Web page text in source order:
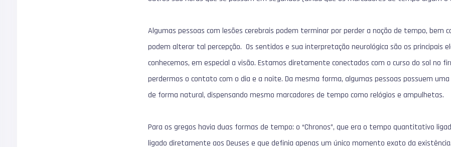
Algumas pessoas com lesões cerebrais podem terminar por perder a noção de tempo, bem
podem alterar tal percepção. Os sentidos e sua interpretação neurológica são os principais
conhecemos, em especial a visão. Estamos diretamente conectados com o curso do sol no
perdermos o contato com o dia e a noite. Da mesma forma, algumas pessoas possuem
de forma natural, dispensando mesmo marcadores de tempo como relógios e ampulhetas.
Para os gregos havia duas formas de tempo: o “Chronos”, que era o tempo quantitativo
ligado diretamente aos Deuses e que definia apenas um único momento exato da existência.